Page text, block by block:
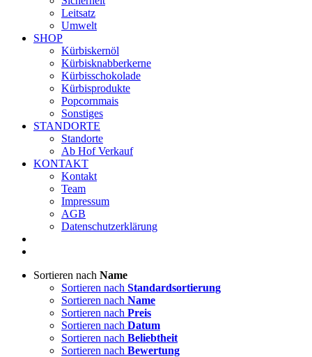
Leitsatz
Umwelt
SHOP
Kürbiskernöl
Kürbisknabberkerne
Kürbisschokolade
Kürbisprodukte
Popcornmais
Sonstiges
STANDORTE
Standorte
Ab Hof Verkauf
KONTAKT
Kontakt
Team
Impressum
AGB
Datenschutzerklärung
Sortieren nach Name
Sortieren nach Standardsortierung
Sortieren nach Name
Sortieren nach Preis
Sortieren nach Datum
Sortieren nach Beliebtheit
Sortieren nach Bewertung